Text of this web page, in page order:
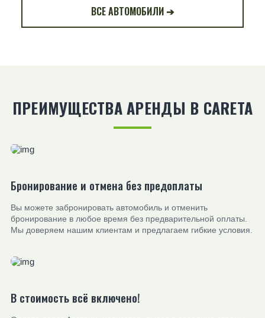
ВСЕ АВТОМОБИЛИ ➔
ПРЕИМУЩЕСТВА АРЕНДЫ В CARETA
Бронирование и отмена без предоплаты
Вы можете забронировать автомобиль и отменить
бронирование в любое время без предварительной оплаты.
Мы доверяем нашим клиентам и предлагаем гибкие условия.
В стоимость всё включено!